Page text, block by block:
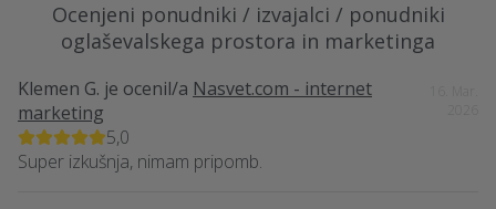
Ocenjeni ponudniki / izvajalci / ponudniki
oglaševalskega prostora in marketinga
Klemen G. je ocenil/a Nasvet.com - internet
marketing
5,0
Super izkušnja, nimam pripomb.